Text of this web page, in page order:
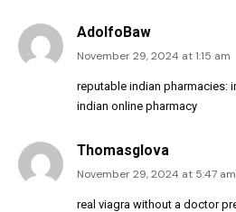
AdolfoBaw
November 29, 2024 at 1:15 am
reputable indian pharmacies:
indian online pharmacy
Thomasglova
November 29, 2024 at 5:47 am
real viagra without a doctor